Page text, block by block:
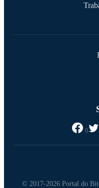
0
© 2017-2026 Portal do